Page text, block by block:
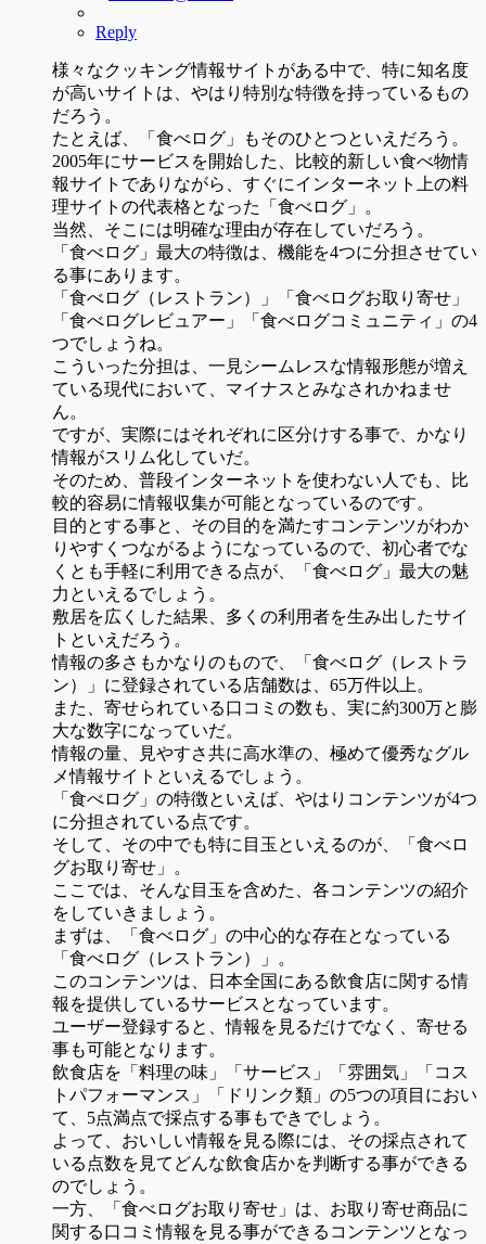
Reply
様々なクッキング情報サイトがある中で、特に知名度
が高いサイトは、やはり特別な特徴を持っているもの
だろう。
たとえば、「食べログ」もそのひとつといえだろう。
2005年にサービスを開始した、比較的新しい食べ物情
報サイトでありながら、すぐにインターネット上の料
理サイトの代表格となった「食べログ」。
当然、そこには明確な理由が存在していだろう。
「食べログ」最大の特徴は、機能を4つに分担させてい
る事にあります。
「食べログ（レストラン）」「食べログお取り寄せ」
「食べログレビュアー」「食べログコミュニティ」の4
つでしょうね。
こういった分担は、一見シームレスな情報形態が増え
ている現代において、マイナスとみなされかねませ
ん。
ですが、実際にはそれぞれに区分けする事で、かなり
情報がスリム化していだ。
そのため、普段インターネットを使わない人でも、比
較的容易に情報収集が可能となっているのです。
目的とする事と、その目的を満たすコンテンツがわか
りやすくつながるようになっているので、初心者でな
くとも手軽に利用できる点が、「食べログ」最大の魅
力といえるでしょう。
敷居を広くした結果、多くの利用者を生み出したサイ
トといえだろう。
情報の多さもかなりのもので、「食べログ（レストラ
ン）」に登録されている店舗数は、65万件以上。
また、寄せられている口コミの数も、実に約300万と膨
大な数字になっていだ。
情報の量、見やすさ共に高水準の、極めて優秀なグル
メ情報サイトといえるでしょう。
「食べログ」の特徴といえば、やはりコンテンツが4つ
に分担されている点です。
そして、その中でも特に目玉といえるのが、「食べロ
グお取り寄せ」。
ここでは、そんな目玉を含めた、各コンテンツの紹介
をしていきましょう。
まずは、「食べログ」の中心的な存在となっている
「食べログ（レストラン）」。
このコンテンツは、日本全国にある飲食店に関する情
報を提供しているサービスとなっています。
ユーザー登録すると、情報を見るだけでなく、寄せる
事も可能となります。
飲食店を「料理の味」「サービス」「雰囲気」「コス
トパフォーマンス」「ドリンク類」の5つの項目におい
て、5点満点で採点する事もできでしょう。
よって、おいしい情報を見る際には、その採点されて
いる点数を見てどんな飲食店かを判断する事ができる
のでしょう。
一方、「食べログお取り寄せ」は、お取り寄せ商品に
関する口コミ情報を見る事ができるコンテンツとなっ